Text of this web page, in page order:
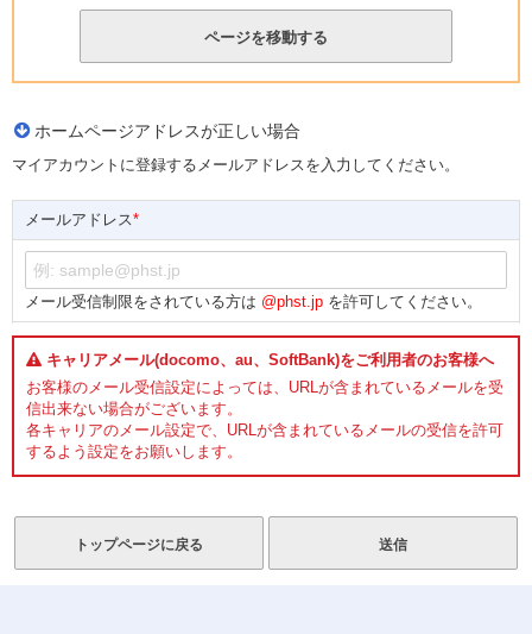
ホームページアドレスが正しい場合
マイアカウントに登録するメールアドレスを入力してください。
メールアドレス*
メール受信制限をされている方は @phst.jp を許可してください。
キャリアメール(docomo、au、SoftBank)をご利用者のお客様へ
お客様のメール受信設定によっては、URLが含まれているメールを受
信出来ない場合がございます。
各キャリアのメール設定で、URLが含まれているメールの受信を許可
するよう設定をお願いします。